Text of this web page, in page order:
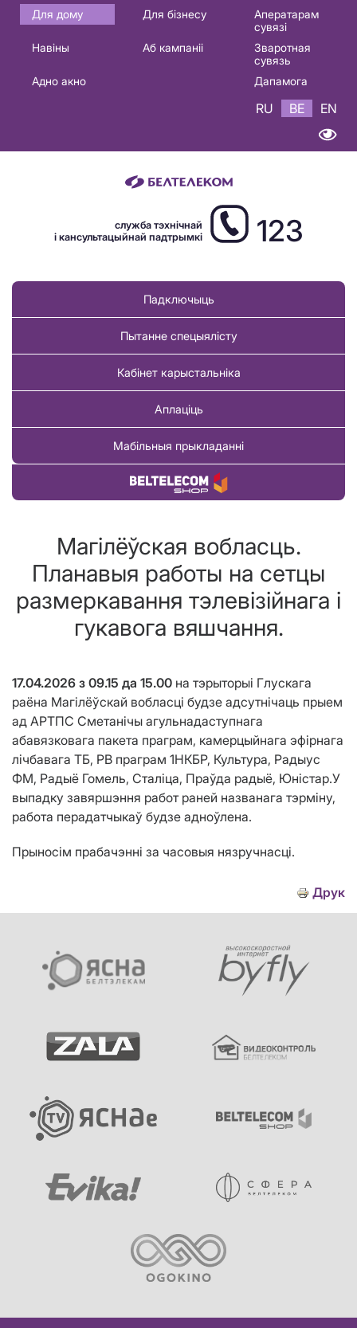
Основная
навигация
Для дому Для бізнесу
Аператарам
сувязі
Навіны
Аб кампаніі
Зваротная
сувязь
Адно акно
Дапамога
RU BE EN
служба тэхнічнай
і кансультацыйнай падтрымкі
123
Падключыць
Пытанне спецыялісту
Кабінет карыстальніка
Аплаціць
Мабільныя прыкладанні
Купіць тавар
Магілёўская вобласць.
Планавыя работы на сетцы
размеркавання тэлевізійнага і
гукавога вяшчання.
17.04.2026 з 09.15 да 15.00 на тэрыторыі Глускага
раёна Магілёўскай вобласці будзе адсутнічаць прыем
ад АРТПС Сметанічы агульнадаступнага
абавязковага пакета праграм, камерцыйнага эфірнага
лічбавага ТБ, РВ праграм 1НКБР, Культура, Радыус
ФМ, Радыё Гомель, Сталіца, Праўда радыё, Юністар.У
выпадку завяршэння работ раней названага тэрміну,
работа перадатчыкаў будзе адноўлена.
Прыносім прабачэнні за часовыя нязручнасці.
Друк